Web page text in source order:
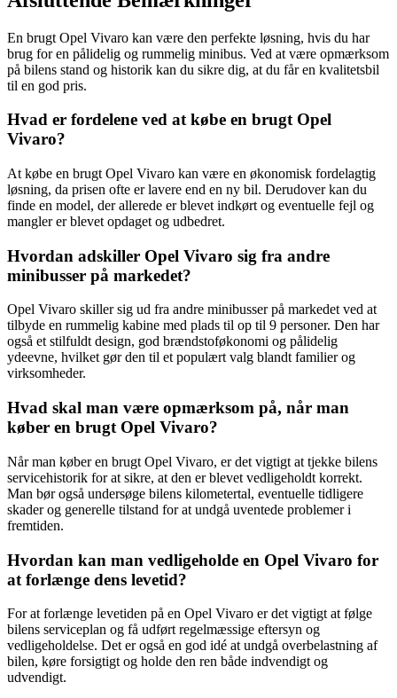
En brugt Opel Vivaro kan være den perfekte løsning, hvis du har
brug for en pålidelig og rummelig minibus. Ved at være opmærksom
på bilens stand og historik kan du sikre dig, at du får en kvalitetsbil
til en god pris.
Hvad er fordelene ved at købe en brugt Opel
Vivaro?
At købe en brugt Opel Vivaro kan være en økonomisk fordelagtig
løsning, da prisen ofte er lavere end en ny bil. Derudover kan du
finde en model, der allerede er blevet indkørt og eventuelle fejl og
mangler er blevet opdaget og udbedret.
Hvordan adskiller Opel Vivaro sig fra andre
minibusser på markedet?
Opel Vivaro skiller sig ud fra andre minibusser på markedet ved at
tilbyde en rummelig kabine med plads til op til 9 personer. Den har
også et stilfuldt design, god brændstoføkonomi og pålidelig
ydeevne, hvilket gør den til et populært valg blandt familier og
virksomheder.
Hvad skal man være opmærksom på, når man
køber en brugt Opel Vivaro?
Når man køber en brugt Opel Vivaro, er det vigtigt at tjekke bilens
servicehistorik for at sikre, at den er blevet vedligeholdt korrekt.
Man bør også undersøge bilens kilometertal, eventuelle tidligere
skader og generelle tilstand for at undgå uventede problemer i
fremtiden.
Hvordan kan man vedligeholde en Opel Vivaro for
at forlænge dens levetid?
For at forlænge levetiden på en Opel Vivaro er det vigtigt at følge
bilens serviceplan og få udført regelmæssige eftersyn og
vedligeholdelse. Det er også en god idé at undgå overbelastning af
bilen, køre forsigtigt og holde den ren både indvendigt og
udvendigt.